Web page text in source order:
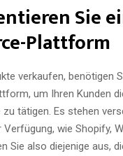
Sie
Plattform
verkaufen, benötigen
um Ihren Kunden
zu tätigen. Es stehen
wie Shopify,
Sie also diejenige aus,